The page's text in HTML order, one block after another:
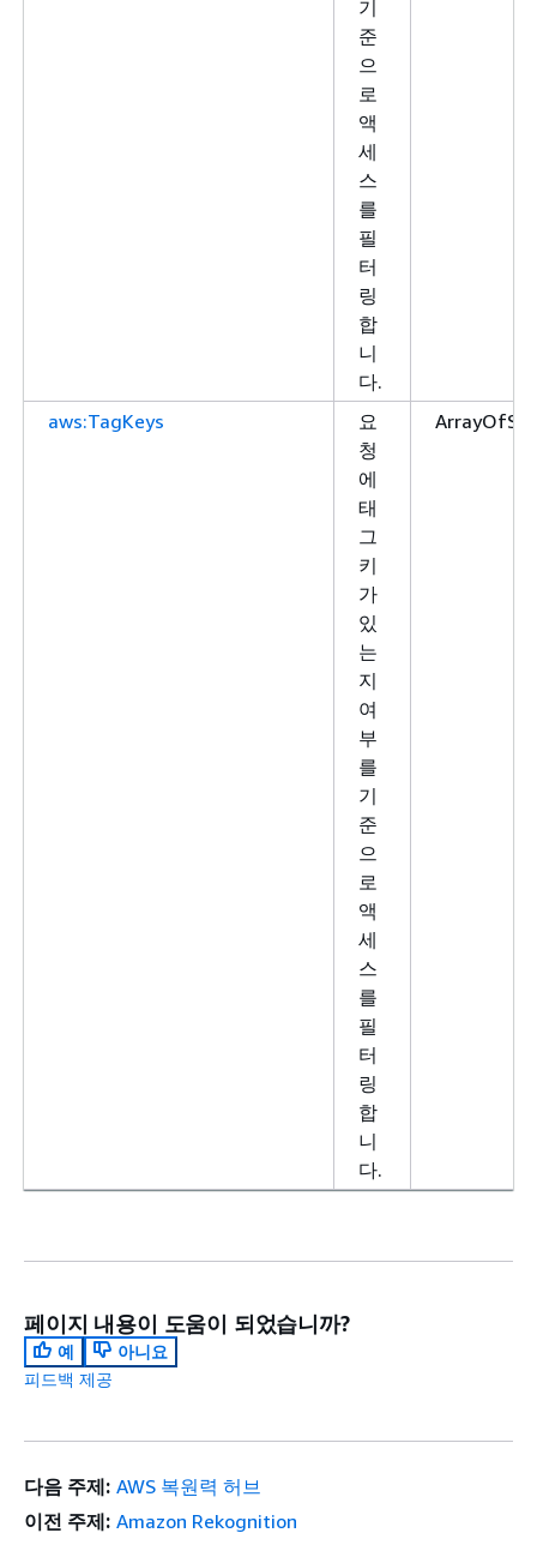
기
준
으
로
액
세
스
를
필
터
링
합
니
다.
aws:TagKeys
요
청
에
태
그
키
가
있
는
지
여
부
를
기
준
으
로
액
세
스
를
필
터
링
합
니
다.
페이지 내용이 도움이 되었습니까?
예
아니요
피드백 제공
다음 주제: AWS 복원력 허브
이전 주제: Amazon Rekognition